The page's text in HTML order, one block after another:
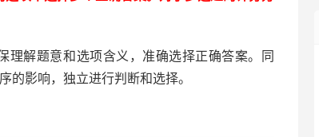
理解题意和选项含义，准确选择正确答案。同
的影响，独立进行判断和选择。